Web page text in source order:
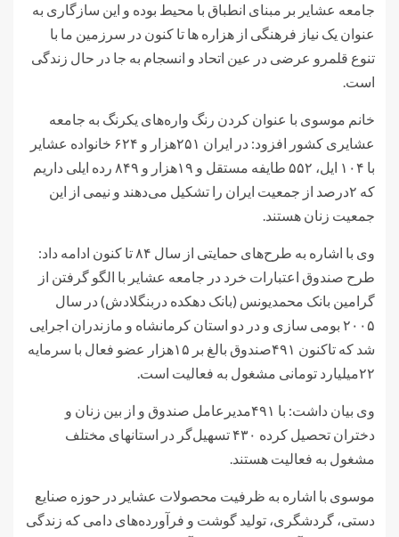
جامعه عشایر بر مبنای انطباق با محیط بوده و این سازگاری به
عنوان یک نیاز فرهنگی از هزاره ها تا کنون در سرزمین ما با
تنوع قلمرو عرضی در عین اتحاد و انسجام به جا در حال زندگی
است.
خانم موسوی با عنوان کردن رنگ واره‌های یکرنگ به جامعه
عشایری کشور افزود: در ایران ۲۵۱هزار و ۶۲۴ خانواده عشایر
با ۱۰۴ ایل، ۵۵۲ طایفه مستقل و ۱۹هزار و ۸۴۹ رده ایلی داریم
که ۲درصد از جمعیت ایران را تشکیل می‌دهند و نیمی از این
جمعیت زنان هستند.
وی با اشاره به طرح‌های حمایتی از سال ۸۴ تا کنون ادامه داد:
طرح صندوق اعتبارات خرد در جامعه عشایر با الگو گرفتن از
گرامین بانک محمدیونس (بانک دهکده دربنگلادش) در سال
۲۰۰۵ بومی سازی و در دو استان کرمانشاه و مازندران اجرایی
شد که تاکنون ۴۹۱صندوق بالغ بر ۱۵هزار عضو فعال با سرمایه
۲۲میلیارد تومانی مشغول به فعالیت است.
وی بیان داشت: با ۴۹۱مدیرعامل صندوق و از بین زنان و
دختران تحصیل کرده ۴۳۰ تسهیل‌گر در استانهای مختلف
مشغول به فعالیت هستند.
موسوی با اشاره به ظرفیت محصولات عشایر در حوزه صنایع
دستی، گردشگری، تولید گوشت و فرآورده‌های دامی که زندگی